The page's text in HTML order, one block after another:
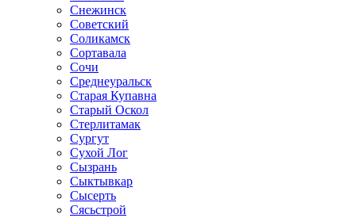
Снежинск
Советский
Соликамск
Сортавала
Сочи
Среднеуральск
Старая Купавна
Старый Оскол
Стерлитамак
Сургут
Сухой Лог
Сызрань
Сыктывкар
Сысерть
Сясьстрой